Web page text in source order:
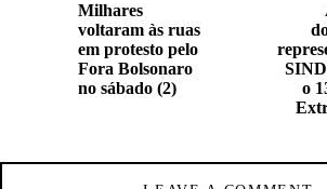
Milhares
voltaram às ruas
em protesto pelo
Fora Bolsonaro
no sábado (2)
o